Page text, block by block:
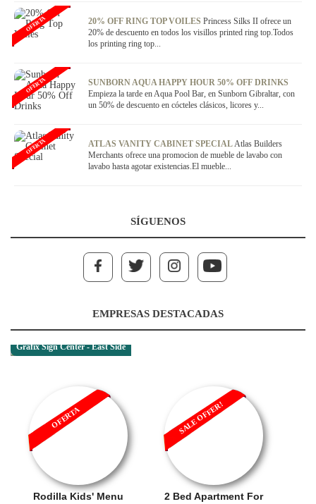
20% OFF RING TOP VOILES Princess Silks II ofrece un
20% de descuento en todos los visillos printed ring top.Todos
los printing ring top...
OFERTA
SUNBORN AQUA HAPPY HOUR 50% OFF DRINKS
Empieza la tarde en Aqua Pool Bar, en Sunborn Gibraltar, con
un 50% de descuento en cócteles clásicos, licores y...
OFERTA
ATLAS VANITY CABINET SPECIALAtlas Builders
Merchants ofrece una promocion de mueble de lavabo con
lavabo hasta agotar existencias.El mueble...
OFERTA
SÍGUENOS
EMPRESAS DESTACADAS
Grafix Sign Center - East Side
Rodilla Kids' Menu
OFERTA
2 Bed Apartment For
SALE OFFER!